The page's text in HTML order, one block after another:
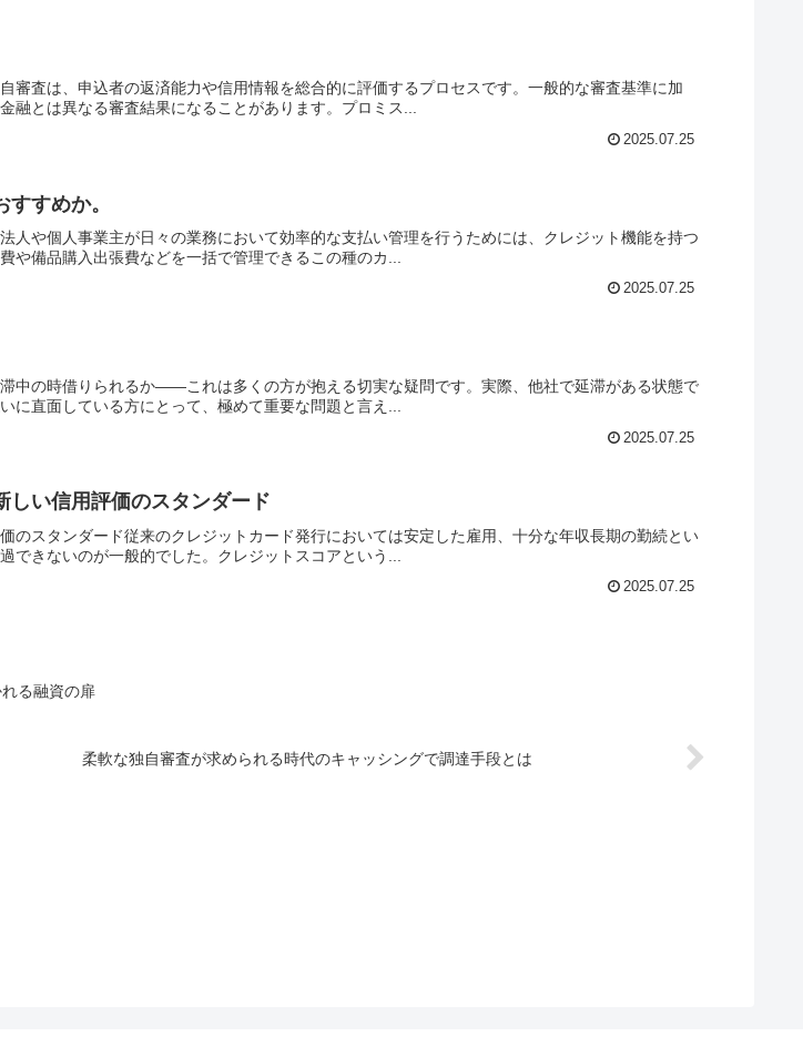
審査は、申込者の返済能力や信用情報を総合的に評価するプロセスです。一般的な審査基準に加
融とは異なる審査結果になることがあります。プロミス...
2025.07.25
すめか。
人や個人事業主が日々の業務において効率的な支払い管理を行うためには、クレジット機能を持つ
備品購入出張費などを一括で管理できるこの種のカ...
2025.07.25
中の時借りられるか――これは多くの方が抱える切実な疑問です。実際、他社で延滞がある状態で
に直面している方にとって、極めて重要な問題と言え...
2025.07.25
しい信用評価のスタンダード
のスタンダード従来のクレジットカード発行においては安定した雇用、十分な年収長期の勤続とい
できないのが一般的でした。クレジットスコアという...
2025.07.25
る融資の扉
柔軟な独自審査が求められる時代のキャッシングで調達手段とは